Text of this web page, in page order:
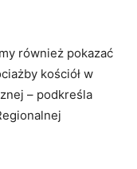
również pokazać
kościół w
– podkreśla